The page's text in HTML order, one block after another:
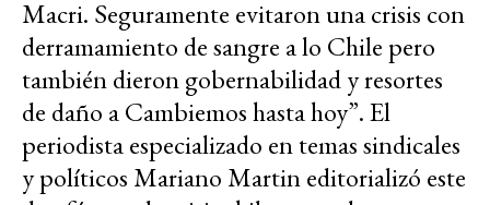
Macri. Seguramente evitaron una crisis con
derramamiento de sangre a lo Chile pero
también dieron gobernabilidad y resortes
de daño a Cambiemos hasta hoy”. El
periodista especializado en temas sindicales
y políticos Mariano Martin editorializó este